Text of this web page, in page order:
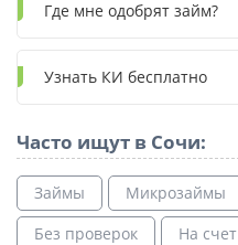
Где мне одобрят займ?
Узнать КИ бесплатно
Часто ищут в Сочи:
Займы Микрозаймы
Без проверок
На счет